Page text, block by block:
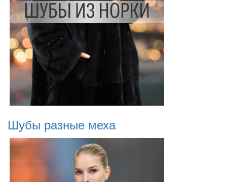
Шубы разные меха